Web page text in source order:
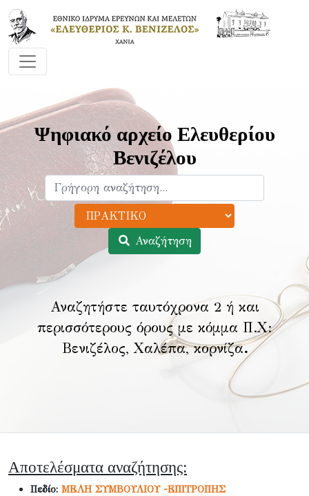
Ψηφιακό αρχείο Ελευθερίου
Βενιζέλου
Αναζήτηση
Αναζητήστε ταυτόχρονα 2 ή και
περισσότερους όρους με κόμμα Π.Χ:
Βενιζέλος, Χαλέπα, κορνίζα.
Αποτελέσματα αναζήτησης:
Πεδίο: ΜΕΛΗ ΣΥΜΒΟΥΛΙΟΥ -ΕΠΙΤΡΟΠΗΣ